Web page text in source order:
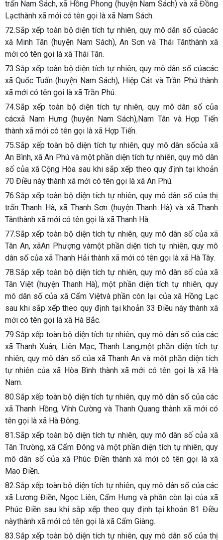
trấn Nam Sách, xã Hồng Phong (huyện Nam Sách) và xã Đồng
Lạcthành xã mới có tên gọi là xã Nam Sách.
72.Sắp xếp toàn bộ diện tích tự nhiên, quy mô dân số củacác
xã Minh Tân (huyện Nam Sách), An Sơn và Thái Tânthành xã
mới có tên gọi là xã Thái Tân.
73.Sắp xếp toàn bộ diện tích tự nhiên, quy mô dân số củacác
xã Quốc Tuấn (huyện Nam Sách), Hiệp Cát và Trần Phú thành
xã mới có tên gọi là xã Trần Phú.
74.Sắp xếp toàn bộ diện tích tự nhiên, quy mô dân số của
cácxã Nam Hưng (huyện Nam Sách),Nam Tân và Hợp Tiến
thành xã mới có tên gọi là xã Hợp Tiến.
75.Sắp xếp toàn bộ diện tích tự nhiên, quy mô dân sốcủa xã
An Bình, xã An Phú và một phần diện tích tự nhiên, quy mô dân
số của xã Cộng Hòa sau khi sắp xếp theo quy định tại khoản
70 Điều này thành xã mới có tên gọi là xã An Phú.
76.Sắp xếp toàn bộ diện tích tự nhiên, quy mô dân số của thị
trấn Thanh Hà, xã Thanh Sơn (huyện Thanh Hà) và xã Thanh
Tânthành xã mới có tên gọi là xã Thanh Hà.
77.Sắp xếp toàn bộ diện tích tự nhiên, quy mô dân số của xã
Tân An, xãAn Phượng vàmột phần diện tích tự nhiên, quy mô
dân số của xã Thanh Hải thành xã mới có tên gọi là xã Hà Tây.
78.Sắp xếp toàn bộ diện tích tự nhiên, quy mô dân số của xã
Tân Việt (huyện Thanh Hà), một phần diện tích tự nhiên, quy
mô dân số của xã Cẩm Việtvà phần còn lại của xã Hồng Lạc
sau khi sắp xếp theo quy định tại khoản 33 Điều này thành xã
mới có tên gọi là xã Hà Bắc.
79.Sắp xếp toàn bộ diện tích tự nhiên, quy mô dân số của các
xã Thanh Xuân, Liên Mạc, Thanh Lang,một phần diện tích tự
nhiên, quy mô dân số của xã Thanh An và một phần diện tích
tự nhiên của xã Hòa Bình thành xã mới có tên gọi là xã Hà
Nam.
80.Sắp xếp toàn bộ diện tích tự nhiên, quy mô dân số của các
xã Thanh Hồng, Vĩnh Cường và Thanh Quang thành xã mới có
tên gọi là xã Hà Đông.
81.Sắp xếp toàn bộ diện tích tự nhiên, quy mô dân số của xã
Tân Trường, xã Cẩm Đông và một phần diện tích tự nhiên, quy
mô dân số của xã Phúc Điền thành xã mới có tên gọi là xã
Mao Điền.
82.Sắp xếp toàn bộ diện tích tự nhiên, quy mô dân số của các
xã Lương Điền, Ngọc Liên, Cẩm Hưng và phần còn lại của xã
Phúc Điền sau khi sắp xếp theo quy định tại khoản 81 Điều
nàythành xã mới có tên gọi là xã Cẩm Giàng.
83.Sắp xếp toàn bộ diện tích tự nhiên, quy mô dân số của thị